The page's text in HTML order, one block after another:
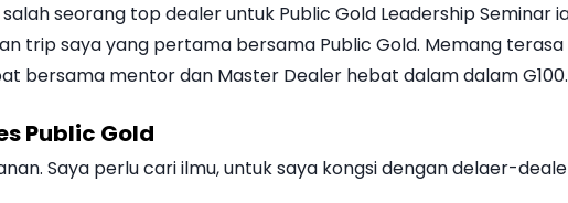
seorang top dealer untuk Public Gold Leadership Seminar
trip saya yang pertama bersama Public Gold. Memang
bersama mentor dan Master Dealer hebat dalam dalam G100.
Public Gold
Saya perlu cari ilmu, untuk saya kongsi dengan delaer-